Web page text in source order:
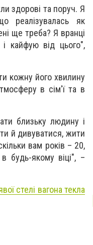
здорові та поруч. Я
реалізувалась як
ще треба? Я вранці
кайфую від цього",
кожну його хвилину
в сім'ї та в
близьку людину і
й дивуватися, жити
вам років – 20,
будь-якому віці", –
стелі вагона текла